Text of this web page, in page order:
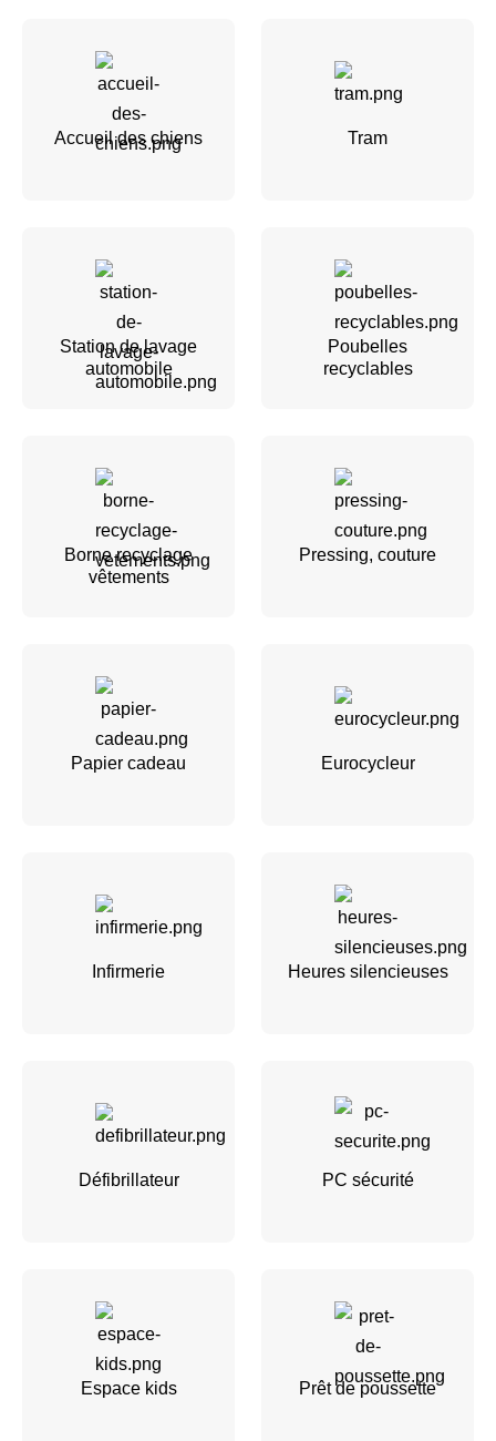
Accueil des chiens Tram
Station de lavage
automobile
Poubelles
recyclables
Borne recyclage
vêtements
Pressing, couture
Papier cadeau Eurocycleur
Infirmerie Heures silencieuses
Défibrillateur PC sécurité
Espace kids Prêt de poussette